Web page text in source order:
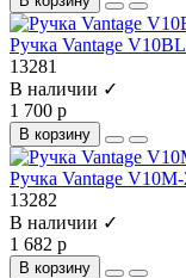
Ручка Vantage
13281
В наличии ✓
1 700 р
В корзину
Ручка Vantage V10M-
13282
В наличии ✓
1 682 р
В корзину